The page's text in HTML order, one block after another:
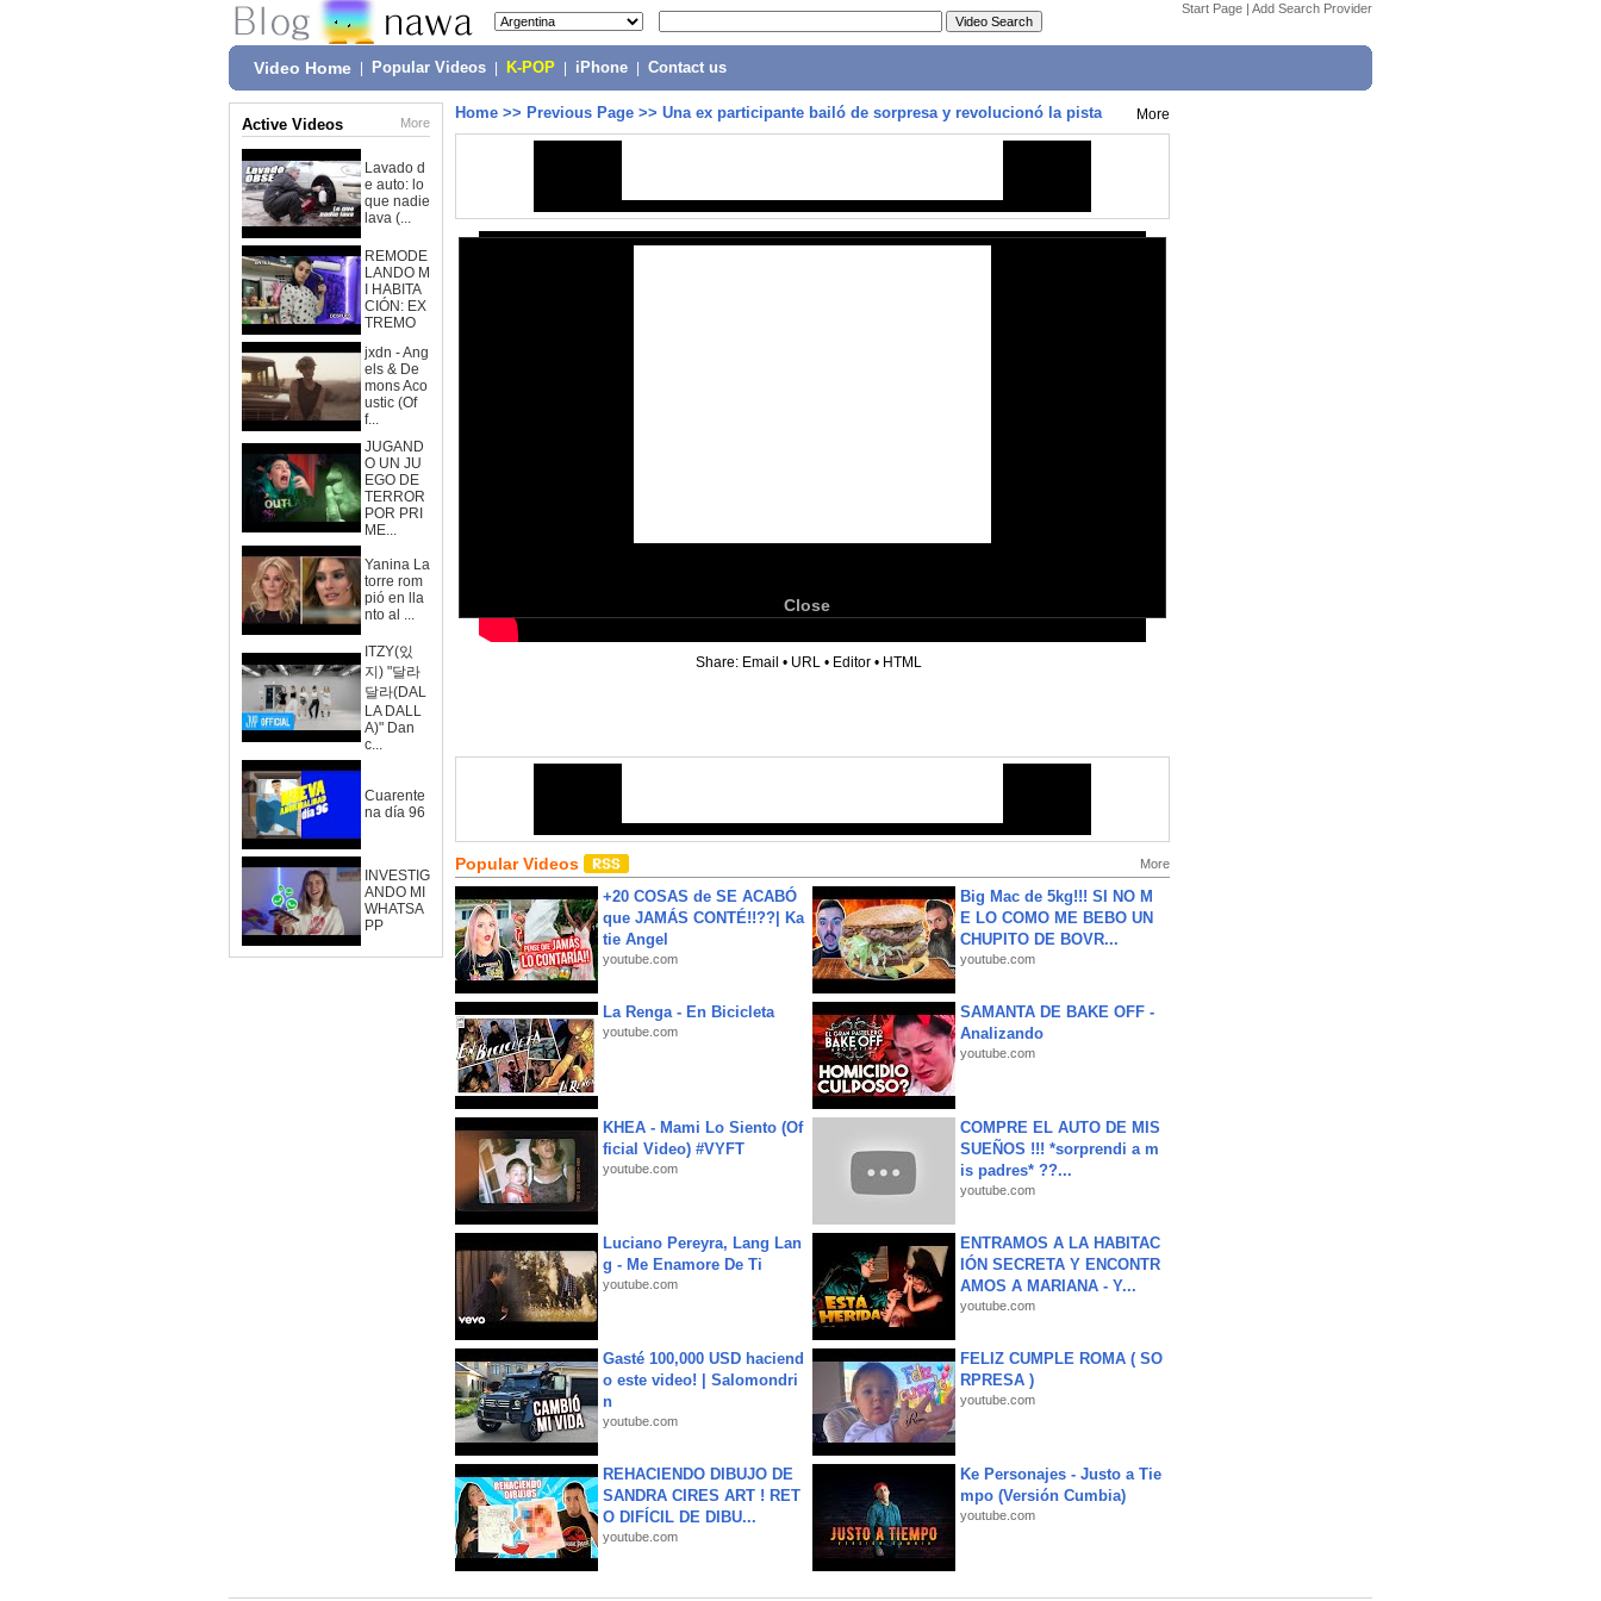
Start Page | Add Search Provider
Video Home Popular Videos K-POP iPhone Contact us
Active Videos More
Lavado d
e auto: lo
que nadie
lava (...
REMODE
LANDO M
I HABITA
CIÓN: EX
TREMO
jxdn - Ang
els & De
mons Aco
ustic (Of
f...
JUGAND
O UN JU
EGO DE
TERROR
POR PRI
ME...
Yanina La
torre rom
pió en lla
nto al ...
ITZY(있
지) "달라
달라(DAL
LA DALL
A)" Dan
c...
Cuarente
na día 96
INVESTIG
ANDO MI
WHATSA
PP
Home >> Previous Page >> Una ex participante bailó de sorpresa y revolucionó la pista More
Close
Share: Email • URL • Editor • HTML
Popular Videos More
+20 COSAS de SE ACABÓ
que JAMÁS CONTÉ!!??| Ka
tie Angel
youtube.com
Big Mac de 5kg!!! SI NO M
E LO COMO ME BEBO UN
CHUPITO DE BOVR...
youtube.com
La Renga - En Bicicleta
youtube.com
SAMANTA DE BAKE OFF -
Analizando
youtube.com
KHEA - Mami Lo Siento (Of
ficial Video) #VYFT
youtube.com
COMPRE EL AUTO DE MIS
SUEÑOS !!! *sorprendi a m
is padres* ??...
youtube.com
Luciano Pereyra, Lang Lan
g - Me Enamore De Ti
youtube.com
ENTRAMOS A LA HABITAC
IÓN SECRETA Y ENCONTR
AMOS A MARIANA - Y...
youtube.com
Gasté 100,000 USD haciend
o este video! | Salomondri
n
youtube.com
FELIZ CUMPLE ROMA ( SO
RPRESA )
youtube.com
REHACIENDO DIBUJO DE
SANDRA CIRES ART ! RET
O DIFÍCIL DE DIBU...
youtube.com
Ke Personajes - Justo a Tie
mpo (Versión Cumbia)
youtube.com